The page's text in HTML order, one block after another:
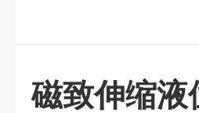
磁致伸缩液